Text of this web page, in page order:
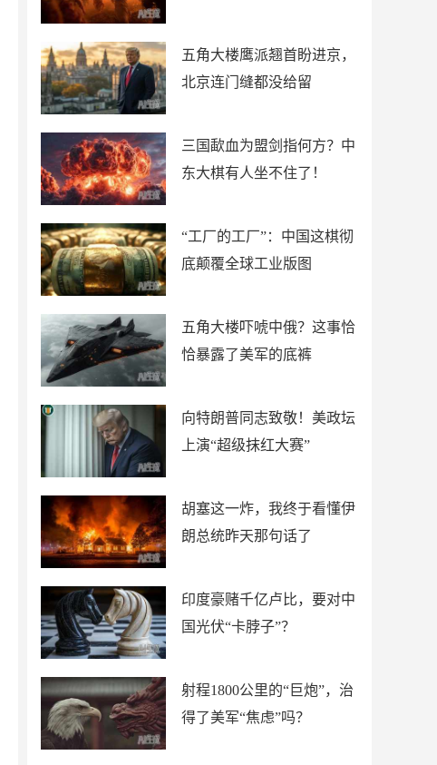
五角大楼鹰派翘首盼进京，
北京连门缝都没给留
三国歃血为盟剑指何方？中
东大棋有人坐不住了！
“工厂的工厂”：中国这棋彻
底颠覆全球工业版图
五角大楼吓唬中俄？这事恰
恰暴露了美军的底裤
向特朗普同志致敬！美政坛
上演“超级抹红大赛”
胡塞这一炸，我终于看懂伊
朗总统昨天那句话了
印度豪赌千亿卢比，要对中
国光伏“卡脖子”？
射程1800公里的“巨炮”，治
得了美军“焦虑”吗？